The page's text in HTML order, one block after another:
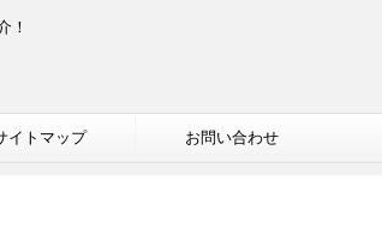
！
イトマップ お問い合わせ